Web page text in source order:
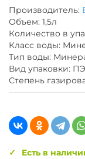
Производитель:
Объем: 1,5л
Количество в
Класс воды:
Тип воды:
Вид упаковки:
Степень
Есть в